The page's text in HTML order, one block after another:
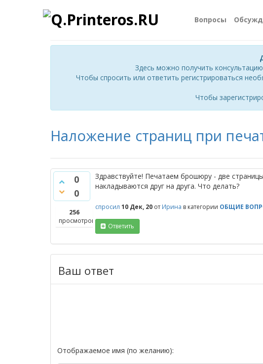
Вопросы
Здесь можно получить
Чтобы спросить или ответить регистрироваться
Чтобы
Наложение страниц при
0
0
256
просмотров
Здравствуйте! Печатаем брошюру - две
накладываются друг на друга. Что делать?
спросил 10 Дек, 20 от Ирина в категории ОБЩИЕ
Ответить
Ваш ответ
Отображаемое имя (по желанию):